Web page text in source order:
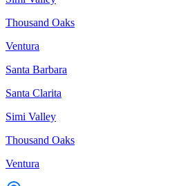
Thousand Oaks
Ventura
Santa Barbara
Santa Clarita
Simi Valley
Thousand Oaks
Ventura